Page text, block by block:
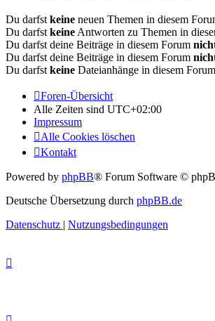
Du darfst keine neuen Themen in diesem
Du darfst keine Antworten zu Themen in
Du darfst deine Beiträge in diesem Forum
Du darfst deine Beiträge in diesem Forum
Du darfst keine Dateianhänge in diesem
Foren-Übersicht
Alle Zeiten sind UTC+02:00
Impressum
Alle Cookies löschen
Kontakt
Powered by phpBB® Forum Software ©
Deutsche Übersetzung durch phpBB.de
Datenschutz | Nutzungsbedingungen